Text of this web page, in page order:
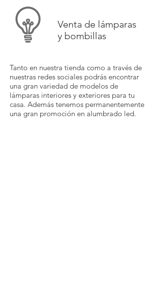
Venta de lámparas
y bombillas
Tanto en nuestra tienda como a través de
nuestras redes sociales podrás encontrar
una gran variedad de modelos de
lámparas interiores y exteriores para tu
casa. Además tenemos permanentemente
una gran promoción en alumbrado led.